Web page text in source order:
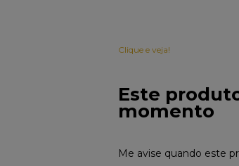
Clique e veja!
Este
momento